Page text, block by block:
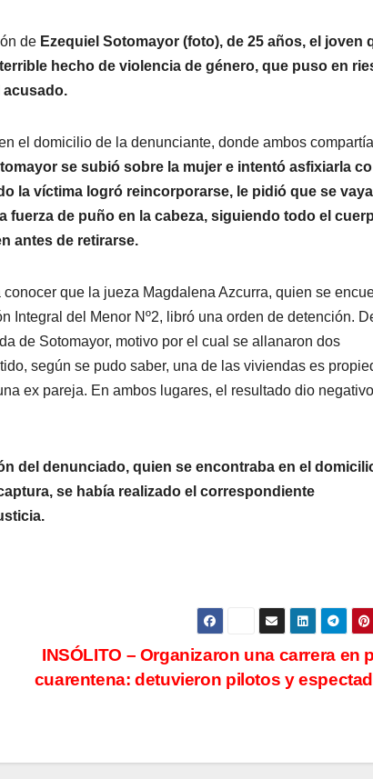
de Ezequiel Sotomayor (foto), de 25 años, el joven
hecho de violencia de género, que puso en
acusado.
el domicilio de la denunciante, donde ambos
se subió sobre la mujer e intentó asfixiarla
la víctima logró reincorporarse, le pidió que se
fuerza de puño en la cabeza, siguiendo todo el
antes de retirarse.
que la jueza Magdalena Azcurra, quien se
Integral del Menor Nº2, libró una orden de detención.
de Sotomayor, motivo por el cual se allanaron dos
según se pudo saber, una de las viviendas es
ex pareja. En ambos lugares, el resultado dio
del denunciado, quien se encontraba en el
se había realizado el correspondiente
INSÓLITO – Organizaron una carrera en
cuarentena: detuvieron pilotos y